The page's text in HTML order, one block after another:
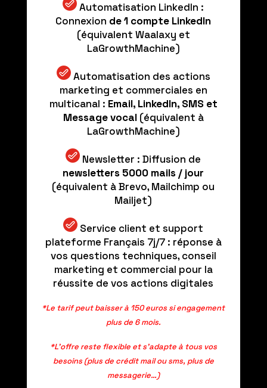
Automatisation LinkedIn :
Connexion de 1 compte LinkedIn
(équivalent Waalaxy et
LaGrowthMachine)
Automatisation des actions
marketing et commerciales en
multicanal : Email, LinkedIn, SMS et
Message vocal(équivalent à
LaGrowthMachine)
Newsletter : Diffusion de
newsletters 5000 mails / jour
(équivalent à Brevo, Mailchimp ou
Mailjet)
Service client et support
plateforme Français 7j/7 : réponse à
vos questions techniques, conseil
marketing et commercial pour la
réussite de vos actions digitales
*Le tarif peut baisser à 150 euros si engagement
plus de 6 mois.
*L’offre reste flexible et s’adapte à tous vos
besoins (plus de crédit mail ou sms, plus de
messagerie…)